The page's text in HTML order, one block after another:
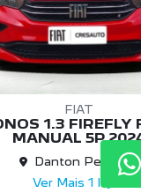
FIAT
1.3 FIREFLY
MANUAL 5P
Danton Peugeot
Ver Mais 1 lojas
R$ 81.990,00
km